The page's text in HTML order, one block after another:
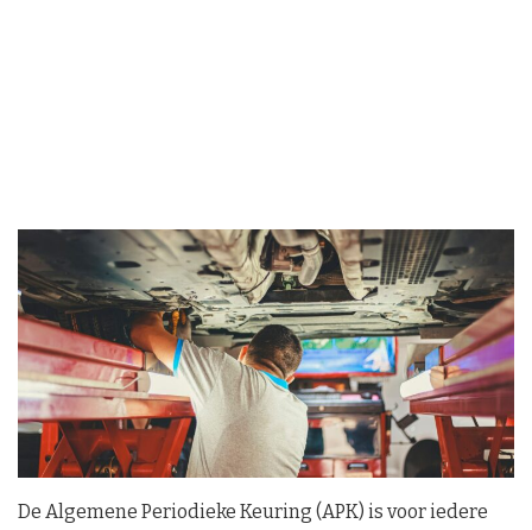
De Algemene Periodieke Keuring (APK) is voor iedere